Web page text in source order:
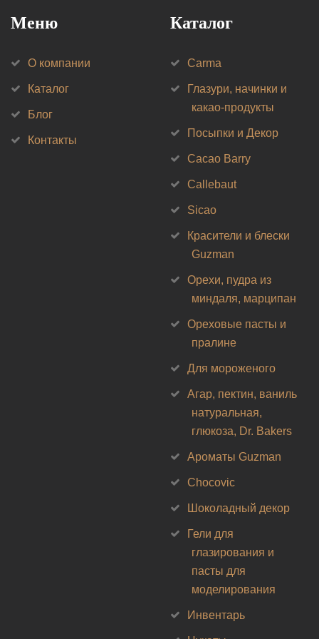
Меню
О компании
Каталог
Блог
Контакты
Каталог
Carma
Глазури, начинки и
какао-продукты
Посыпки и Декор
Cacao Barry
Callebaut
Sicao
Красители и блески
Guzman
Орехи, пудра из
миндаля, марципан
Ореховые пасты и
пралине
Для мороженого
Агар, пектин, ваниль
натуральная,
глюкоза, Dr. Bakers
Ароматы Guzman
Chocovic
Шоколадный декор
Гели для
глазирования и
пасты для
моделирования
Инвентарь